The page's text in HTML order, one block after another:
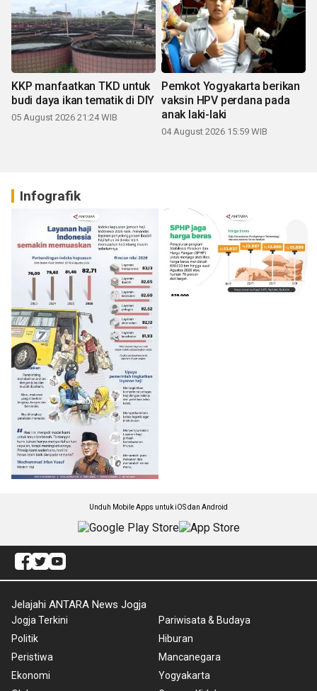
KKP manfaatkan TKD untuk
budi daya ikan tematik di DIY
05 August 2026 21:24 WIB
Pemkot Yogyakarta berikan
vaksin HPV perdana pada
anak laki-laki
04 August 2026 15:59 WIB
Infografik
Unduh Mobile Apps untuk iOS dan Android
Jelajahi ANTARA News Jogja
Jogja Terkini
Politik
Peristiwa
Ekonomi
Pariwisata & Budaya
Hiburan
Mancanegara
Yogyakarta